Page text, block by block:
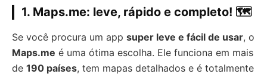
1. Maps.me: leve, rápido e completo! 🗺️
Se você procura um app super leve e fácil de usar, o
Maps.me é uma ótima escolha. Ele funciona em mais
de 190 países, tem mapas detalhados e é totalmente